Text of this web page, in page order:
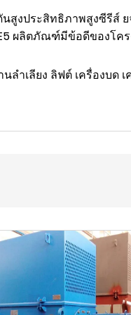
สูงประสิทธิภาพสูงซีรี
ผลิตภัณฑ์มีข้อดีของโค
ำเลียง ลิฟต์ เครื่องบด